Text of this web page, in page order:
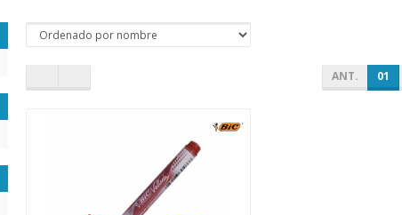
ANT. 01